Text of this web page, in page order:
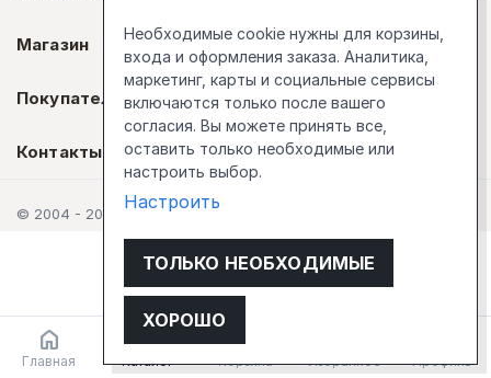
Магазин
Покупателям
Контакты
© 2004 - 2026 Стокгольм
Главная Каталог Корзина Избранное Профиль
Необходимые cookie нужны для корзины,
входа и оформления заказа. Аналитика,
маркетинг, карты и социальные сервисы
включаются только после вашего
согласия. Вы можете принять все,
оставить только необходимые или
настроить выбор.
Настроить
ТОЛЬКО НЕОБХОДИМЫЕ
ХОРОШО